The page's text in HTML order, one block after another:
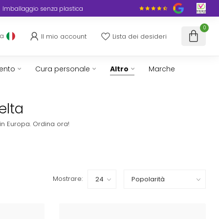
Imballaggio senza plastica
Il mio account Lista dei desideri
0
Cura personale Altro Marche
Europa. Ordina ora!
Mostrare: